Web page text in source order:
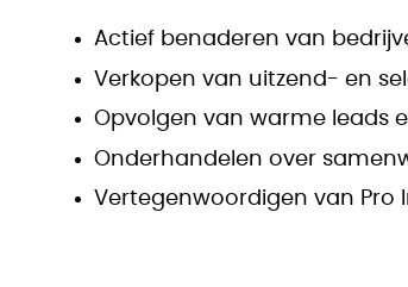
Actief benaderen van
Verkopen van uitzend- en
Opvolgen van warme leads
Onderhandelen over
Vertegenwoordigen van Pro